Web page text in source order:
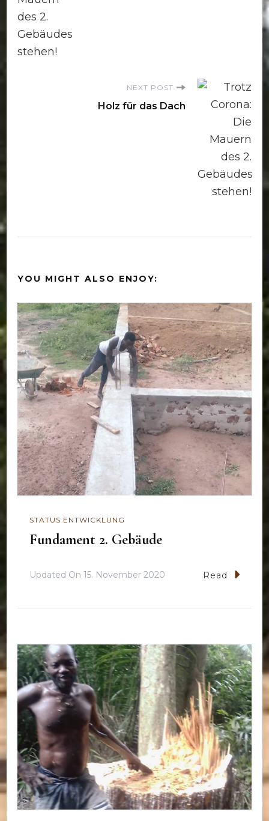
NEXT POST
Holz für das Dach
YOU MIGHT ALSO ENJOY:
STATUS ENTWICKLUNG
Fundament 2. Gebäude
Updated On 15. November 2020 Read